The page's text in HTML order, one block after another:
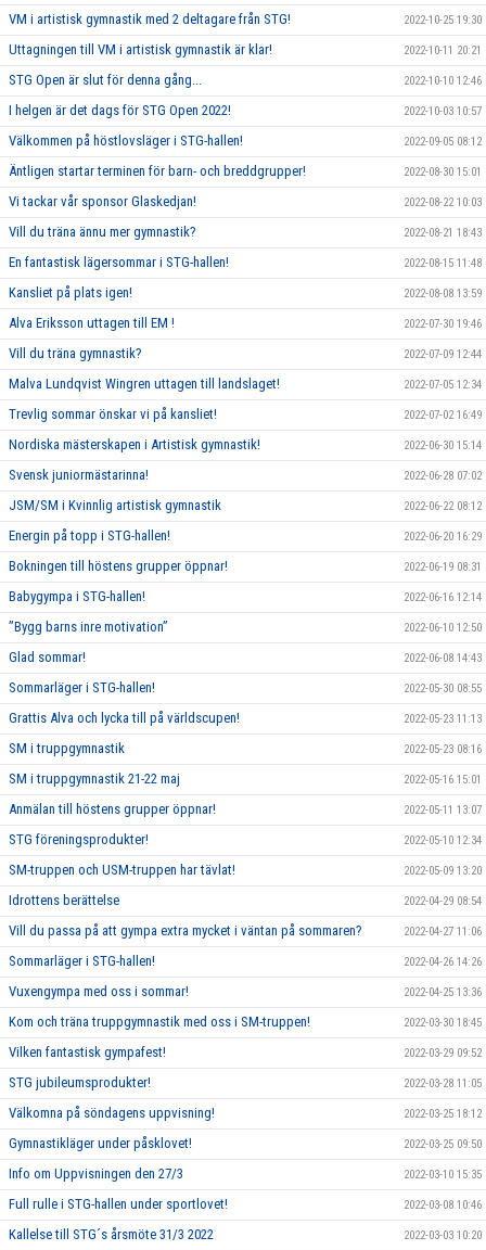
VM i artistisk gymnastik med 2 deltagare från STG! 2022-10-25 19:30
Uttagningen till VM i artistisk gymnastik är klar! 2022-10-11 20:21
STG Open är slut för denna gång... 2022-10-10 12:46
I helgen är det dags för STG Open 2022! 2022-10-03 10:57
Välkommen på höstlovsläger i STG-hallen! 2022-09-05 08:12
Äntligen startar terminen för barn- och breddgrupper! 2022-08-30 15:01
Vi tackar vår sponsor Glaskedjan! 2022-08-22 10:03
Vill du träna ännu mer gymnastik? 2022-08-21 18:43
En fantastisk lägersommar i STG-hallen! 2022-08-15 11:48
Kansliet på plats igen! 2022-08-08 13:59
Alva Eriksson uttagen till EM ! 2022-07-30 19:46
Vill du träna gymnastik? 2022-07-09 12:44
Malva Lundqvist Wingren uttagen till landslaget! 2022-07-05 12:34
Trevlig sommar önskar vi på kansliet! 2022-07-02 16:49
Nordiska mästerskapen i Artistisk gymnastik! 2022-06-30 15:14
Svensk juniormästarinna! 2022-06-28 07:02
JSM/SM i Kvinnlig artistisk gymnastik 2022-06-22 08:12
Energin på topp i STG-hallen! 2022-06-20 16:29
Bokningen till höstens grupper öppnar! 2022-06-19 08:31
Babygympa i STG-hallen! 2022-06-16 12:14
”Bygg barns inre motivation” 2022-06-10 12:50
Glad sommar! 2022-06-08 14:43
Sommarläger i STG-hallen! 2022-05-30 08:55
Grattis Alva och lycka till på världscupen! 2022-05-23 11:13
SM i truppgymnastik 2022-05-23 08:16
SM i truppgymnastik 21-22 maj 2022-05-16 15:01
Anmälan till höstens grupper öppnar! 2022-05-11 13:07
STG föreningsprodukter! 2022-05-10 12:34
SM-truppen och USM-truppen har tävlat! 2022-05-09 13:20
Idrottens berättelse 2022-04-29 08:54
Vill du passa på att gympa extra mycket i väntan på sommaren? 2022-04-27 11:06
Sommarläger i STG-hallen! 2022-04-26 14:26
Vuxengympa med oss i sommar! 2022-04-25 13:36
Kom och träna truppgymnastik med oss i SM-truppen! 2022-03-30 18:45
Vilken fantastisk gympafest! 2022-03-29 09:52
STG jubileumsprodukter! 2022-03-28 11:05
Välkomna på söndagens uppvisning! 2022-03-25 18:12
Gymnastikläger under påsklovet! 2022-03-25 09:50
Info om Uppvisningen den 27/3 2022-03-10 15:35
Full rulle i STG-hallen under sportlovet! 2022-03-08 10:46
Kallelse till STG´s årsmöte 31/3 2022 2022-03-03 10:20